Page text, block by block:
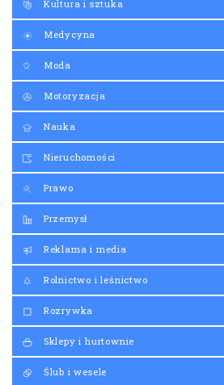
Kultura i sztuka
Medycyna
Moda
Motoryzacja
Nauka
Nieruchomości
Prawo
Przemysł
Reklama i media
Rolnictwo i leśnictwo
Rozrywka
Sklepy i hurtownie
Ślub i wesele